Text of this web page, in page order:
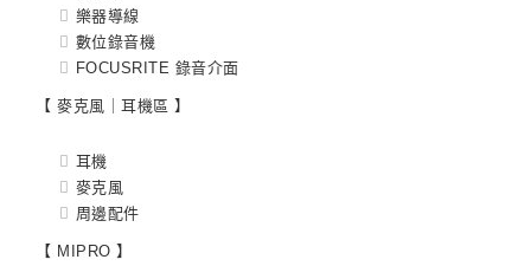
樂器導線
數位錄音機
FOCUSRITE 錄音介面
【 麥克風｜耳機區 】
耳機
麥克風
周邊配件
【 MIPRO 】